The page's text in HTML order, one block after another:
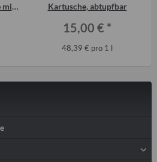
mit
Kartusche, abtupfbar
15,00 € *
48,39 € pro 1 l